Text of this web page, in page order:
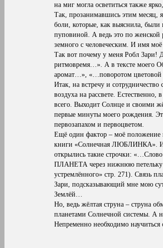
на миг могла осветиться также
Так, прозанимавшись этим месяц,
боли, которые, как выяснила, были
пуповиной. А ведь это по женской
земного с человеческим. И имя моё
Так вот почему у меня Робл Зари!
ритмовремя…». А в тексте моего
аромат…», «…поворотом цветовой
Итак, на встречу и
воздуха на рассвете.
всего. Выходит Солнце и своими
первые минуты моего рождения.
первозапахом и первоцветом.
Ещё один фактор – моё
книги «Солнечная ЛЮБЛИНКА». И
открылись такие строчки:
ПЛАНЕТА через нижнюю петельку
устремлённого» стр. 271). Связь
Зари, подсказывающий мне мою
Землёй…
Но, ведь жёлтая струна – струна
планетами Солнечной системы. А
Непременно необходимо